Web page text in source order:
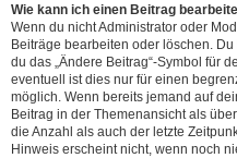
Wie kann ich einen Beitrag
Wenn du nicht Administrator oder
Beiträge bearbeiten oder löschen.
du das „Ändere Beitrag“-Symbol für
eventuell ist dies nur für einen
möglich. Wenn bereits jemand auf
Beitrag in der Themenansicht als
die Anzahl als auch der letzte
Hinweis erscheint nicht, wenn noch